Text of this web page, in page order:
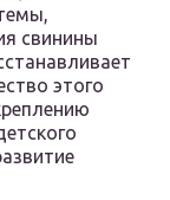
свинины
этого